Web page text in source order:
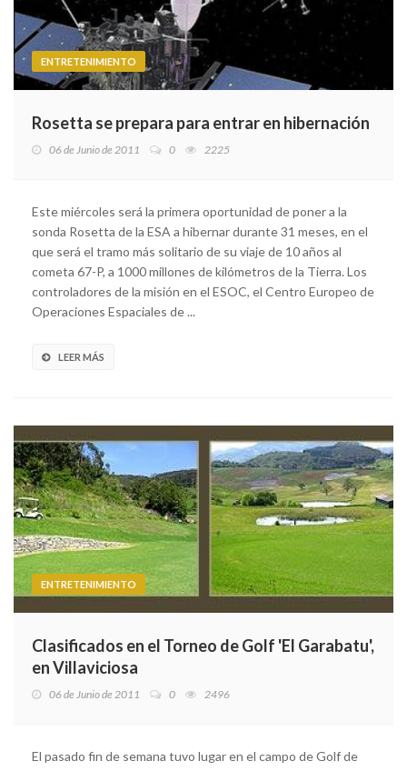
ENTRETENIMIENTO
Rosetta se prepara para entrar en hibernación
06 de Junio de 2011 0 2225
Este miércoles será la primera oportunidad de poner a la
sonda Rosetta de la ESA a hibernar durante 31 meses, en el
que será el tramo más solitario de su viaje de 10 años al
cometa 67-P, a 1000 millones de kilómetros de la Tierra. Los
controladores de la misión en el ESOC, el Centro Europeo de
Operaciones Espaciales de ...
LEER MÁS
ENTRETENIMIENTO
Clasificados en el Torneo de Golf 'El Garabatu',
en Villaviciosa
06 de Junio de 2011 0 2496
El pasado fin de semana tuvo lugar en el campo de Golf de